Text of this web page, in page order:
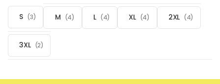
S (3) M (4) L (4) XL (4) 2XL (4)
3XL (2)